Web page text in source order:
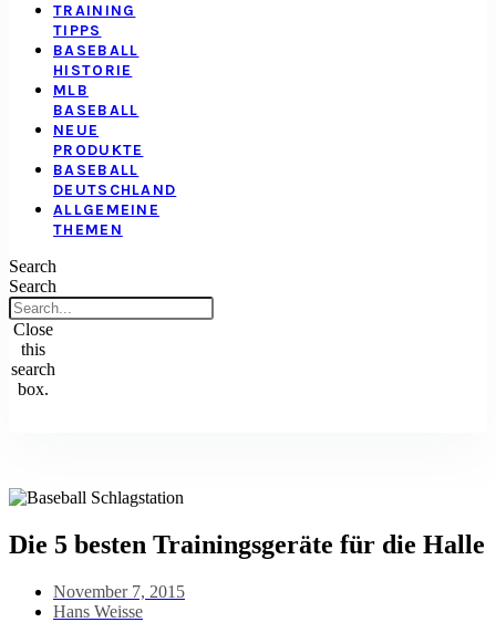
TRAINING
TIPPS
BASEBALL
HISTORIE
MLB
BASEBALL
NEUE
PRODUKTE
BASEBALL
DEUTSCHLAND
ALLGEMEINE
THEMEN
Search
Search
Close
this
search
box.
Die 5 besten Trainingsgeräte für die Halle
November 7, 2015
Hans Weisse